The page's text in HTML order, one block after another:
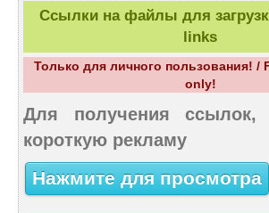
Ссылки на файлы для
links
Только для личного пользования! /
only!
Для получения ссылок,
короткую рекламу
Нажмите для просмотра